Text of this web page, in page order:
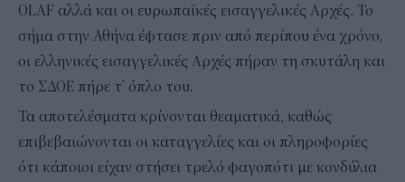
OLAF αλλά και οι ευρωπαϊκές εισαγγελικές Αρχές. Το
σήμα στην Αθήνα έφτασε πριν από περίπου ένα χρόνο,
οι ελληνικές εισαγγελικές Αρχές πήραν τη σκυτάλη και
το ΣΔΟΕ πήρε τ’ όπλο του.
Τα αποτελέσματα κρίνονται θεαματικά, καθώς
επιβεβαιώνονται οι καταγγελίες και οι πληροφορίες
ότι κάποιοι είχαν στήσει τρελό φαγοπότι με κονδύλια